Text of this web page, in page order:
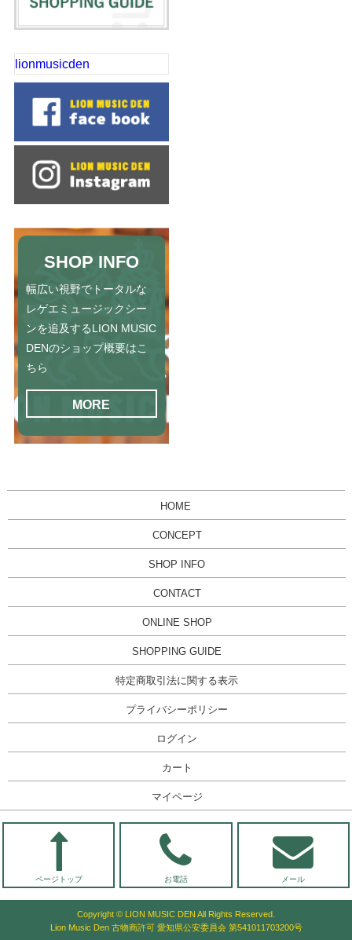
lionmusicden
SHOP INFO
幅広い視野でトータルな
レゲエミュージックシー
ンを追及するLION MUSIC
DENのショップ概要はこ
ちら
MORE
HOME
CONCEPT
SHOP INFO
CONTACT
ONLINE SHOP
SHOPPING GUIDE
特定商取引法に関する表示
プライバシーポリシー
ログイン
カート
マイページ
ページトップ お電話 メール
Copyright © LION MUSIC DEN All Rights Reserved.
Lion Music Den 古物商許可 愛知県公安委員会 第541011703200号